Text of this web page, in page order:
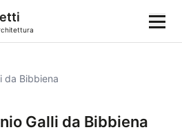
Home
da Bibbiena
Galli da Bibbiena